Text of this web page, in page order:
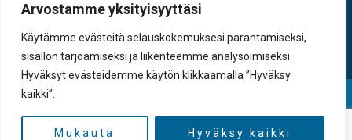
Arvostamme yksityisyyttäsi
Käytämme evästeitä selauskokemuksesi parantamiseksi,
sisällön tarjoamiseksi ja liikenteemme analysoimiseksi.
Hyväksyt evästeidemme käytön klikkaamalla ”Hyväksy
kaikki”.
Mukauta Hyväksy kaikki
tunnus 0167229-8